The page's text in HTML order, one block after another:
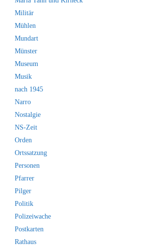
Militär
Mühlen
Mundart
Münster
Museum
Musik
nach 1945
Narro
Nostalgie
NS-Zeit
Orden
Ortssatzung
Personen
Pfarrer
Pilger
Politik
Polizeiwache
Postkarten
Rathaus